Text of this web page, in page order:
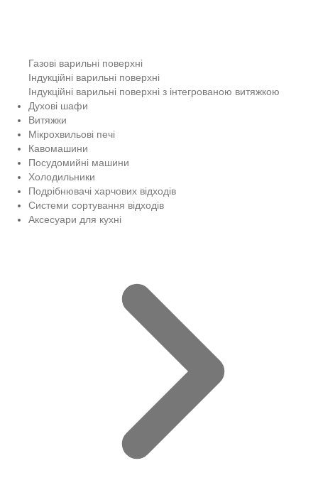
Газові варильні поверхні
Індукційні варильні поверхні
Індукційні варильні поверхні з інтегрованою витяжкою
Духові шафи
Витяжки
Мікрохвильові печі
Кавомашини
Посудомийні машини
Холодильники
Подрібнювачі харчових відходів
Системи сортування відходів
Аксесуари для кухні